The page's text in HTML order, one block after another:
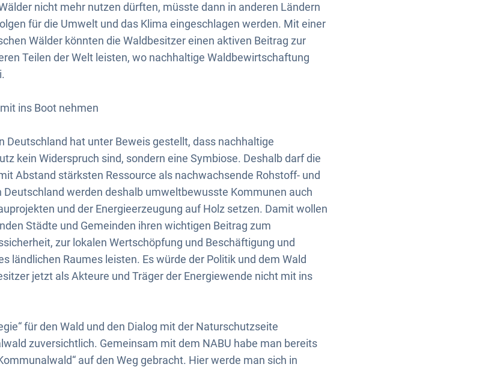
nicht mehr nutzen dürften, müsste dann in anderen Ländern
für die Umwelt und das Klima eingeschlagen werden. Mit einer
Wälder könnten die Waldbesitzer einen aktiven Beitrag zur
Teilen der Welt leisten, wo nachhaltige Waldbewirtschaftung
ins Boot nehmen
Deutschland hat unter Beweis gestellt, dass nachhaltige
kein Widerspruch sind, sondern eine Symbiose. Deshalb darf die
Abstand stärksten Ressource als nachwachsende Rohstoff- und
Deutschland werden deshalb umweltbewusste Kommunen auch
und der Energieerzeugung auf Holz setzen. Damit wollen
Städte und Gemeinden ihren wichtigen Beitrag zum
zur lokalen Wertschöpfung und Beschäftigung und
ländlichen Raumes leisten. Es würde der Politik und dem Wald
jetzt als Akteure und Träger der Energiewende nicht mit ins
für den Wald und den Dialog mit der Naturschutzseite
zuversichtlich. Gemeinsam mit dem NABU habe man bereits
auf den Weg gebracht. Hier werde man sich in